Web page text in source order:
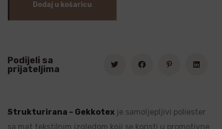
Dodaj u košaricu
Podijeli sa
prijateljima
Strukturirana – Gekkotex je samoljepljivi poliester
sa mat tekstilnim izgledom koji se koristi u promotivne